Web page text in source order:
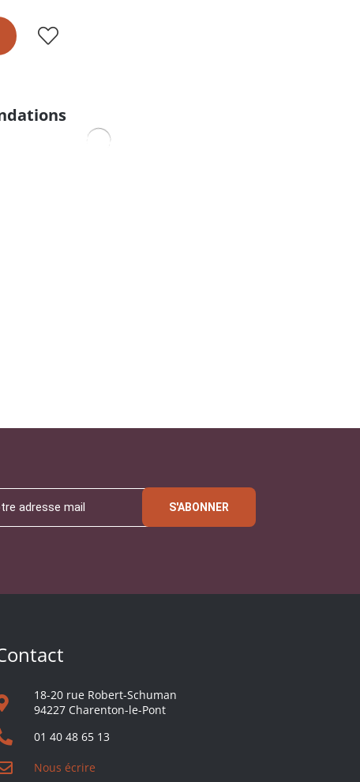
S'ABONNER
18-20 rue Robert-Schuman
94227 Charenton-le-Pont
01 40 48 65 13
Nous écrire